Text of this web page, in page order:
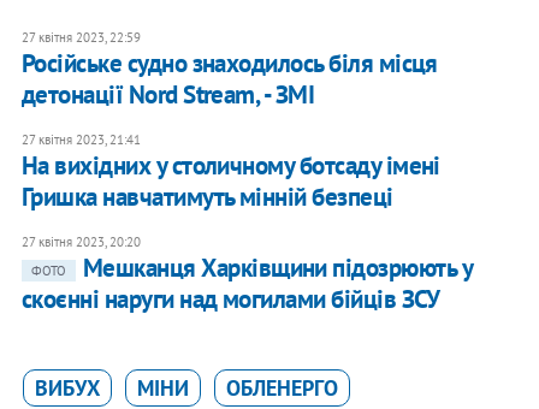
27 квітня 2023, 22:59
Російське судно знаходилось біля місця
детонації Nord Stream, - ЗМІ
27 квітня 2023, 21:41
На вихідних у столичному ботсаду імені
Гришка навчатимуть мінній безпеці
27 квітня 2023, 20:20
ФОТО
Мешканця Харківщини підозрюють у
скоєнні наруги над могилами бійців ЗСУ
ВИБУХ МІНИ ОБЛЕНЕРГО